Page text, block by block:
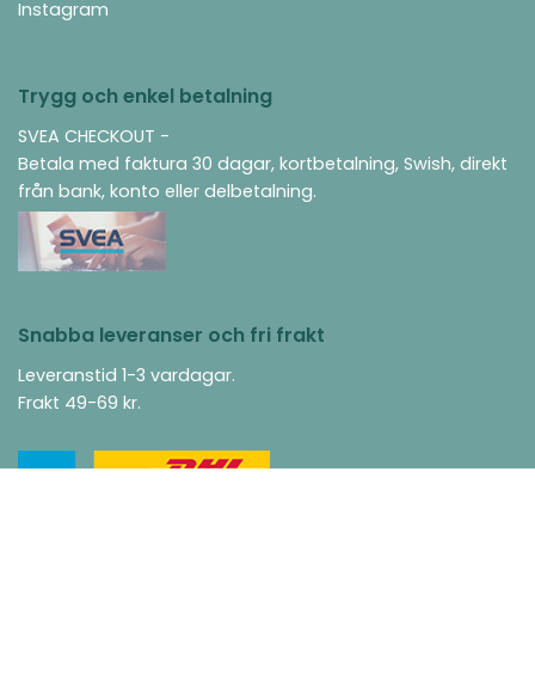
Instagram
Trygg och enkel betalning
SVEA CHECKOUT -
Betala med faktura 30 dagar, kortbetalning, Swish, direkt
från bank, konto eller delbetalning.
Snabba leveranser och fri frakt
Leveranstid 1-3 vardagar.
Frakt 49-69 kr.